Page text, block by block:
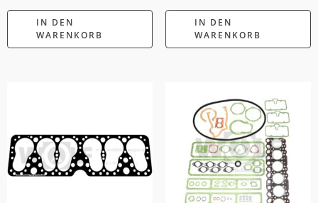
IN DEN
WARENKORB
IN DEN
WARENKORB